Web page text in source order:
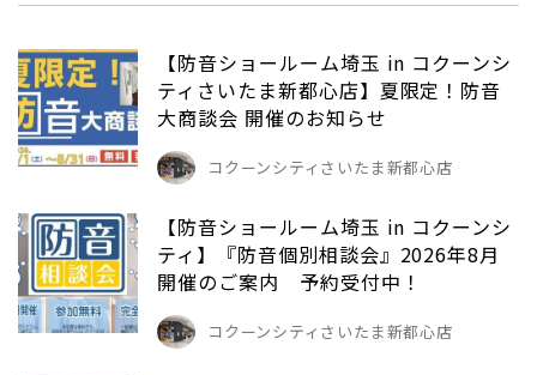
【防音ショールーム埼玉 in コクーンシ
ティさいたま新都心店】夏限定！防音
大商談会 開催のお知らせ
コクーンシティさいたま新都心店
【防音ショールーム埼玉 in コクーンシ
ティ】『防音個別相談会』2026年8月
開催のご案内 予約受付中！
コクーンシティさいたま新都心店